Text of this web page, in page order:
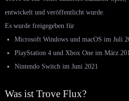
entwickelt und veröffentlicht wurde.
Es wurde freigegeben für
Microsoft Windows und macOS im Juli
PlayStation 4 und Xbox One im März
Nintendo Switch im Juni 2021
Was ist Trove Flux?